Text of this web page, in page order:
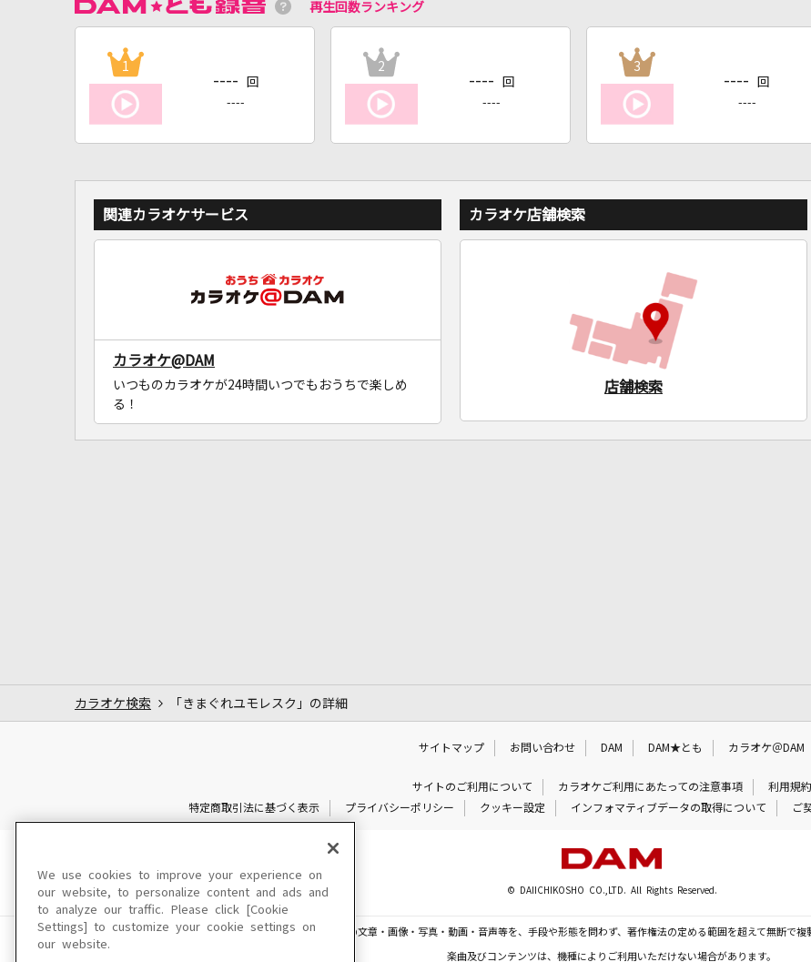
再生回数ランキング
1
---- 回
----
2
---- 回
----
3
---- 回
----
関連カラオケサービス
カラオケ@DAM
いつものカラオケが24時間いつでもおうちで楽しめ
る！
カラオケ店舗検索
店舗検索
カラオケ検索 「きまぐれユモレスク」の詳細
サイトマップ お問い合わせ DAM DAM★とも カラオケ＠DAM
サイトのご利用について カラオケご利用にあたっての注意事項
利用規約
特定商取引法に基づく表示
プライバシーポリシー クッキー設定 インフォマティブデータの取得について ご
© DAIICHIKOSHO CO.,LTD. All Rights Reserved.
このサイトに掲載されている一切の文章・画像・写真・動画・音声等を、手段や形態を問わず、著作権法の定める範囲を超えて無断で複
楽曲及びコンテンツは、機種によりご利用いただけない場合があります。
We use cookies to improve your experience on
our website, to personalize content and ads and
to analyze our traffic. Please click [Cookie
Settings] to customize your cookie settings on
our website.